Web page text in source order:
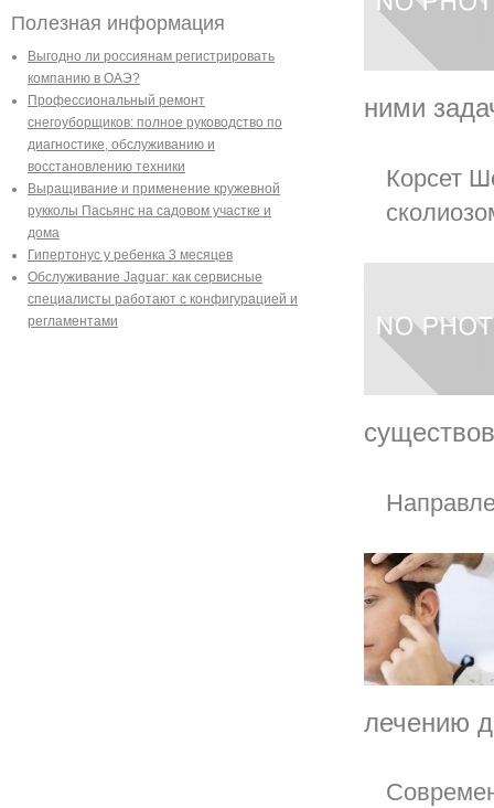
Полезная информация
Выгодно ли россиянам регистрировать
компанию в ОАЭ?
Профессиональный ремонт
снегоуборщиков: полное руководство по
диагностике, обслуживанию и
восстановлению техники
Выращивание и применение кружевной
рукколы Пасьянс на садовом участке и
дома
Гипертонус у ребенка 3 месяцев
Обслуживание Jaguar: как сервисные
специалисты работают с конфигурацией и
регламентами
ними
Корсет
лечению